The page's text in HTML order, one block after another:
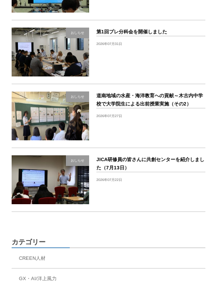
おしらせ 第1回プレ分科会を開催しました
2026年07月31日
おしらせ
道南地域の水産・海洋教育への貢献～木古内中学
校で大学院生による出前授業実施（その2）
2026年07月27日
おしらせ
JICA研修員の皆さんに共創センターを紹介しまし
た（7月13日）
2026年07月22日
カテゴリー
CREEN人材
GX・AI/洋上風力